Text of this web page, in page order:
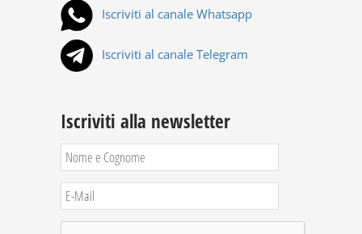
Iscriviti al canale Whatsapp
Iscriviti al canale Telegram
Iscriviti alla newsletter